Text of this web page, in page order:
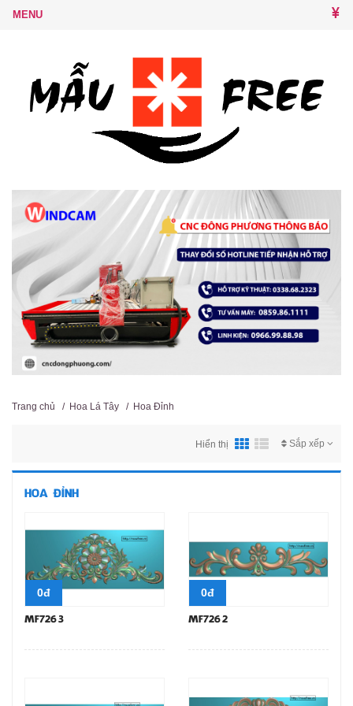
Trang chủ / Hoa Lá Tây / Hoa Đỉnh
Sắp xếp
Hiển thị
HOA ĐỈNH
0đ
MF7263
0đ
MF7262